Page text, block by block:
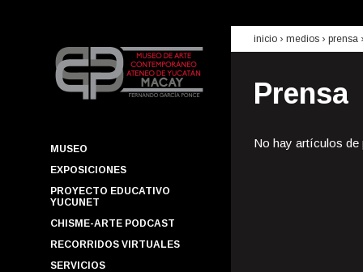
MUSEO
EXPOSICIONES
PROYECTO EDUCATIVO
YUCUNET
CHISME-ARTE PODCAST
RECORRIDOS VIRTUALES
SERVICIOS
inicio › medios › prensa
Prensa
No hay artículos de